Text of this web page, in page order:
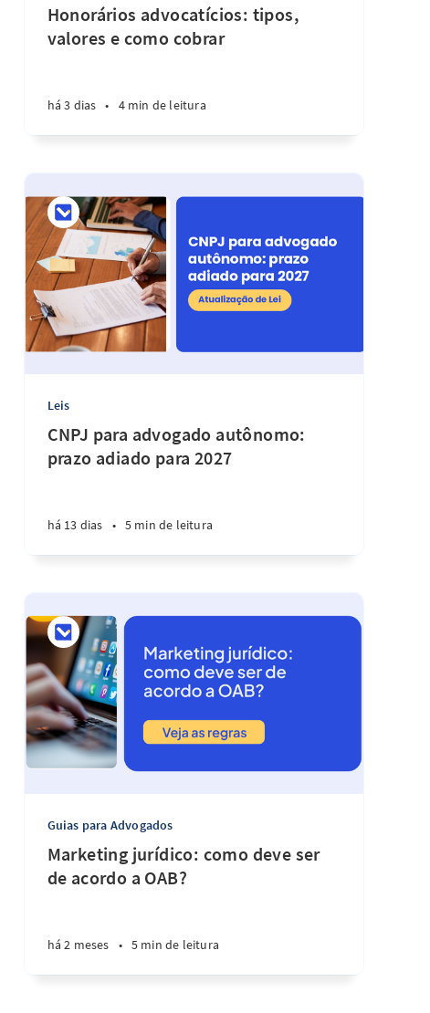
Honorários advocatícios: tipos,
valores e como cobrar
há 3 dias • 4 min de leitura
Leis
CNPJ para advogado autônomo:
prazo adiado para 2027
há 13 dias • 5 min de leitura
Guias para Advogados
Marketing jurídico: como deve ser
de acordo a OAB?
há 2 meses • 5 min de leitura